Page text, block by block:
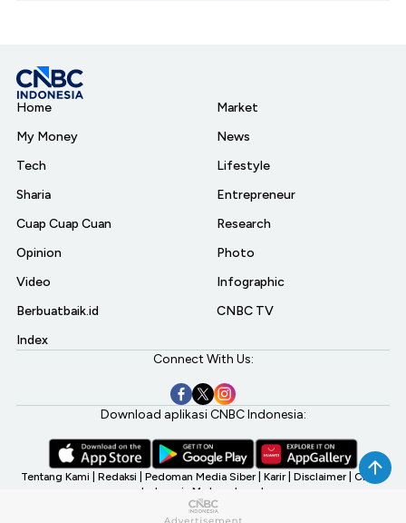
Home
My Money
Tech
Sharia
Cuap Cuap Cuan
Opinion
Video
Berbuatbaik.id
Index
Market
News
Lifestyle
Entrepreneur
Research
Photo
Infographic
CNBC TV
Connect With Us:
Download aplikasi CNBC Indonesia:
Tentang Kami Redaksi Pedoman Media Siber Karir Disclaimer CNBC
Indonesia My Investment
©2026 CNBC Indonesia, A Transmedia Company